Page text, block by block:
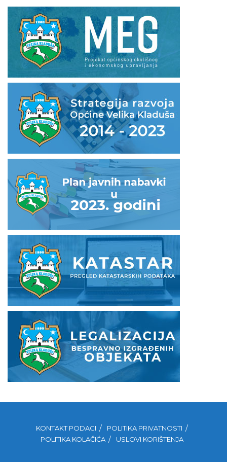
KONTAKT PODACI
POLITIKA PRIVATNOSTI
POLITIKA KOLAČIĆA
USLOVI KORIŠTENJA